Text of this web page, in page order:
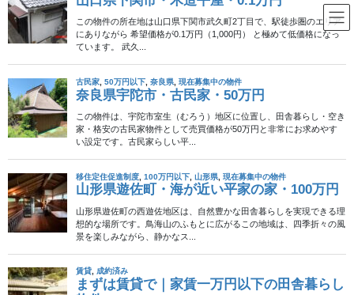
コ
ン
テ
へ
ス
キ
ッ
プ
ナ
ビ
ゲ
ョ
ン
に
移
動
福岡県
HOME 福岡県
成約済み
2012年12月2日
不動産物件
北九州市・中古一戸建・100万
円
こちらはかなり立派な家。北九州市でなんと100万円！ 建物面積
が110.5㎡で、敷地は709.2㎡！これは管理が大変なレベル！